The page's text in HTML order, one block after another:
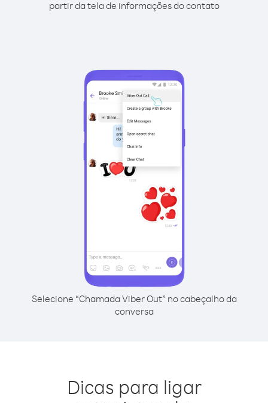
partir da tela de informações do contato
Selecione “Chamada Viber Out” no cabeçalho da
conversa
Dicas para ligar